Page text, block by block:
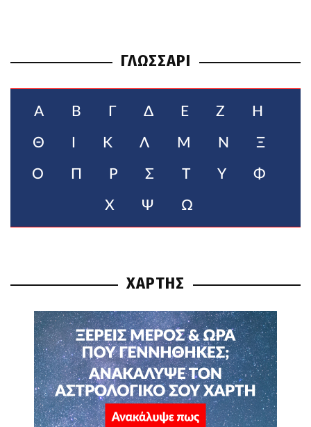
ΓΛΩΣΣΑΡΙ
Α Β Γ Δ Ε Ζ Η
Θ Κ Λ Μ Ν Ξ
Ο Π Ρ Σ Τ Υ Φ
Χ Ψ Ω
ΧΑΡΤΗΣ